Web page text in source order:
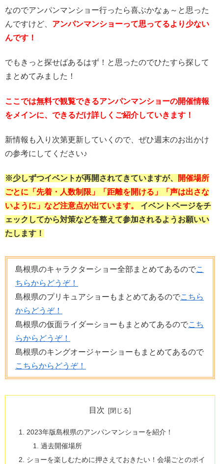
なのでアンパンマンショー行ったら喜ぶかなぁ～と思った
んですけど、 アンパンマンショーって思ってるより少ない
んです！
でもきっと探せばあるはず！と思ったのでひたすら探して
まとめてみました！
ここでは無料で観覧できるアンパンマンショーの開催情報
をメインに、できるだけ詳しくご紹介していきます！
新情報も入り次第更新していくので、ぜひ週末のお出かけ
の参考にしてください♪
※少しずつイベントが再開されてきていますが、
開催場所
ごとに「先着・人数制限」「距離を開ける」「声は出さな
いように」など注意点が出ています。 イベントページをチ
ェックしてから対策などを整えて参加されるようお願いい
たします！
島根県のキャラクターショー全部まとめてあるのでこ
ちらからどうぞ！
島根県のプリキュアショーもまとめてあるのでこちら
からどうぞ！
島根県の仮面ライダーショーもまとめてあるのでこち
らからどうぞ！
島根県のキングオージャーショーもまとめてあるので
こちらからどうぞ！
目次
2023年版島根県のアンパンマンショーを紹介！
過去開催場所
ショーを楽しむために押さえておきたい！会場ごとのポイ